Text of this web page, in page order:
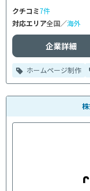
クチコミ7件
対応エリア全国／海外
企業詳細
ホームページ制作